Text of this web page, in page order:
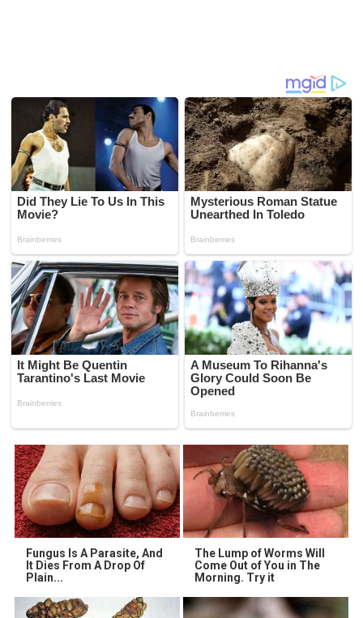
Fungus Is A Parasite, And
It Dies From A Drop Of
Plain...
The Lump of Worms Will
Come Out of You in The
Morning. Try it